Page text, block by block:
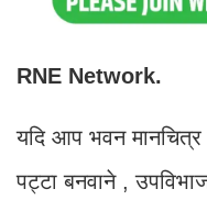
RNE Network.
यदि आप भवन मानचित्र
पट्टा बनवाने ,